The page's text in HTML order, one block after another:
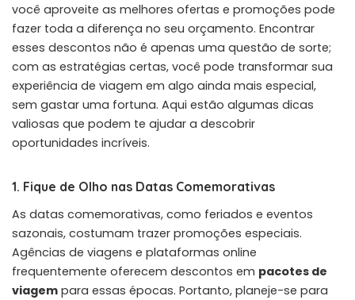
você aproveite as melhores ofertas e promoções pode
fazer toda a diferença no seu orçamento. Encontrar
esses descontos não é apenas uma questão de sorte;
com as estratégias certas, você pode transformar sua
experiência de viagem em algo ainda mais especial,
sem gastar uma fortuna. Aqui estão algumas dicas
valiosas que podem te ajudar a descobrir
oportunidades incríveis.
1. Fique de Olho nas Datas Comemorativas
As datas comemorativas, como feriados e eventos
sazonais, costumam trazer promoções especiais.
Agências de viagens e plataformas online
frequentemente oferecem descontos em pacotes de
viagem para essas épocas. Portanto, planeje-se para